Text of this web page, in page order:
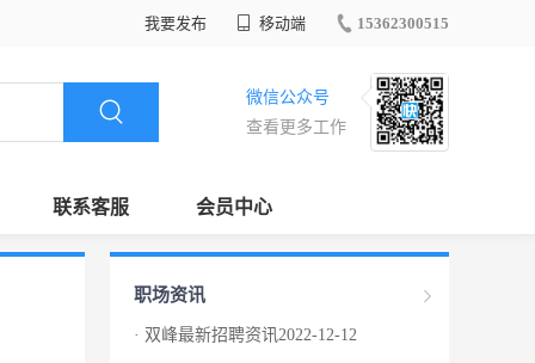
我要发布 移动端 15362300515
微信公众号
查看更多工作
联系客服 会员中心
职场资讯
· 双峰最新招聘资讯2022-12-12